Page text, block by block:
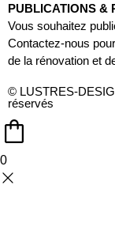
PUBLICATIONS &
Vous souhaitez
Contactez-nous
de la rénovation et
© LUSTRES-
réservés
0